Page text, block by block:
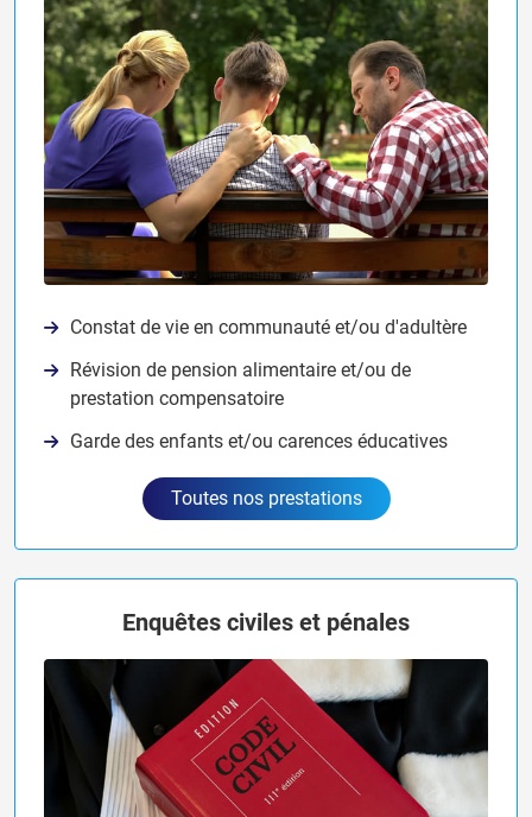
Constat de vie en communauté et/ou d'adultère
Révision de pension alimentaire et/ou de
prestation compensatoire
Garde des enfants et/ou carences éducatives
Toutes nos prestations
Enquêtes civiles et pénales